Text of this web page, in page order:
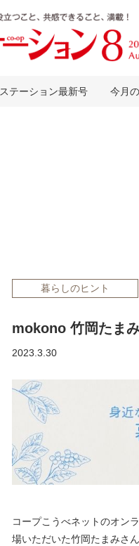
ステーション最新号 今月
暮らしのヒント
mokono 竹岡たま
2023.3.30
コープこうべネットのオン
場いただいた竹岡たまみさ